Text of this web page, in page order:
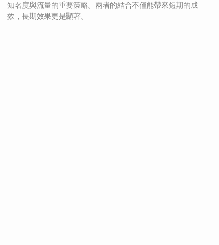
知名度與流量的重要策略。兩者的結合不僅能帶來短期的成
效，長期效果更是顯著。